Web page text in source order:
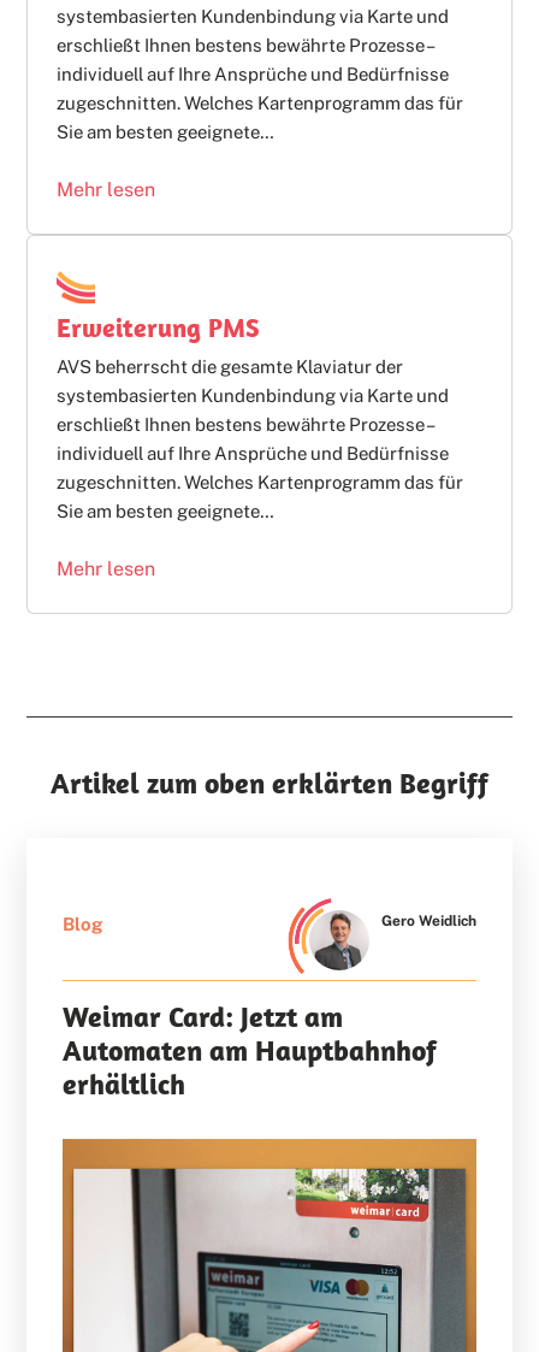
systembasierten Kundenbindung via Karte und
erschließt Ihnen bestens bewährte Prozesse –
individuell auf Ihre Ansprüche und Bedürfnisse
zugeschnitten. Welches Kartenprogramm das für
Sie am besten geeignete…
Mehr lesen
Erweiterung PMS
AVS beherrscht die gesamte Klaviatur der
systembasierten Kundenbindung via Karte und
erschließt Ihnen bestens bewährte Prozesse –
individuell auf Ihre Ansprüche und Bedürfnisse
zugeschnitten. Welches Kartenprogramm das für
Sie am besten geeignete…
Mehr lesen
Artikel zum oben erklärten Begriff
Blog Gero Weidlich
Weimar Card: Jetzt am
Automaten am Hauptbahnhof
erhältlich